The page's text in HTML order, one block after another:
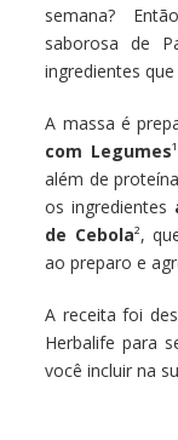
semana?
saborosa de
ingredientes
A massa é
com Legumes
além de
os ingredientes
de Cebola²,
ao preparo e
A receita foi
Herbalife para
você incluir na